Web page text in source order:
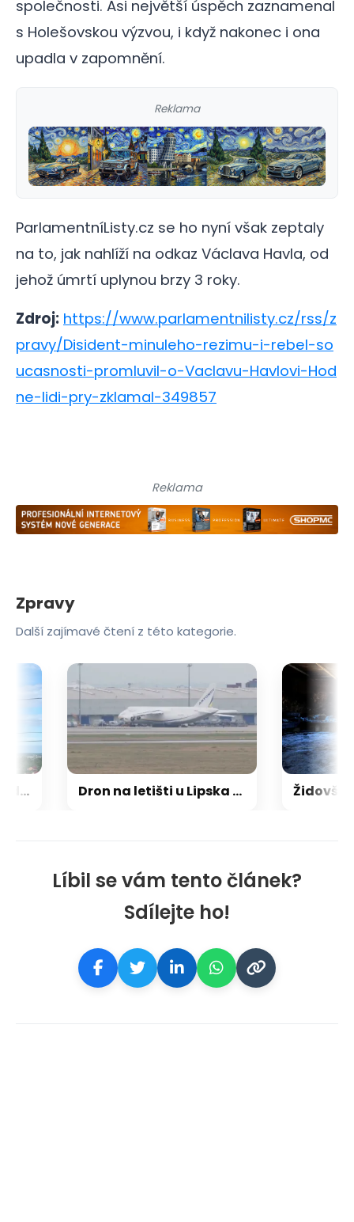
společnosti. Asi největší úspěch zaznamenal
s Holešovskou výzvou, i když nakonec i ona
upadla v zapomnění.
Reklama
ParlamentníListy.cz se ho nyní však zeptaly
na to, jak nahlíží na odkaz Václava Havla, od
jehož úmrtí uplynou brzy 3 roky.
Zdroj: https://www.parlamentnilisty.cz/rss/z
pravy/Disident-minuleho-rezimu-i-rebel-so
ucasnosti-promluvil-o-Vaclavu-Havlovi-Hod
ne-lidi-pry-zklamal-349857
Líbil se vám tento článek?
Sdílejte ho!
Reklama
Zpravy
Další zajímavé čtení z této kategorie.
Dron na letišti u Lipska nesl skoro kilo trhaviny, indicie ukazují na Rusko